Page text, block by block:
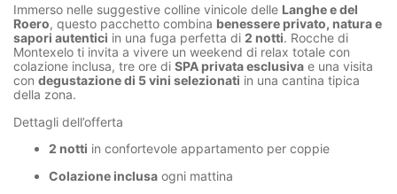
Immerso nelle suggestive colline vinicole delle Langhe e del
Roero, questo pacchetto combina benessere privato, natura e
sapori autentici in una fuga perfetta di 2 notti. Rocche di
Montexelo ti invita a vivere un weekend di relax totale con
colazione inclusa, tre ore di SPA privata esclusiva e una visita
con degustazione di 5 vini selezionati in una cantina tipica
della zona.
Dettagli dell’offerta
2 notti in confortevole appartamento per coppie
Colazione inclusa ogni mattina